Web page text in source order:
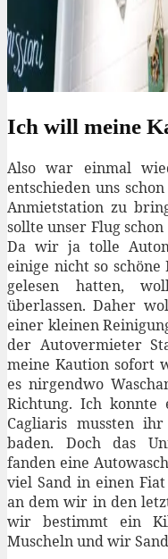
Ich will meine
Also war einmal
entschieden uns
Anmietstation zu
sollte unser Flug
Da wir ja tolle
einige nicht so
gelesen hatten,
überlassen. Daher
einer kleinen
der Autovermieter
meine Kaution sofort
es nirgendwo
Richtung. Ich konnte
Cagliaris mussten
baden. Doch das
fanden eine
viel Sand in einen
an dem wir in den
wir bestimmt ein
Muscheln und wir